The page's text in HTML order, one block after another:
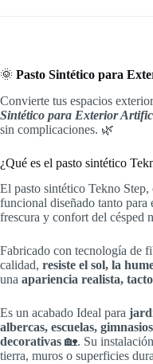
🌞 Pasto Sintético para
Convierte tus espacios
Sintético para Exterior
sin complicaciones. 🌿
¿Qué es el pasto sintético
El pasto sintético Tekno
funcional diseñado tanto
frescura y confort del césped
Fabricado con tecnología de
calidad, resiste el sol, la
una apariencia realista,
Es un acabado Ideal para
albercas, escuelas,
decorativas 🏡. Su
tierra, muros o superficies